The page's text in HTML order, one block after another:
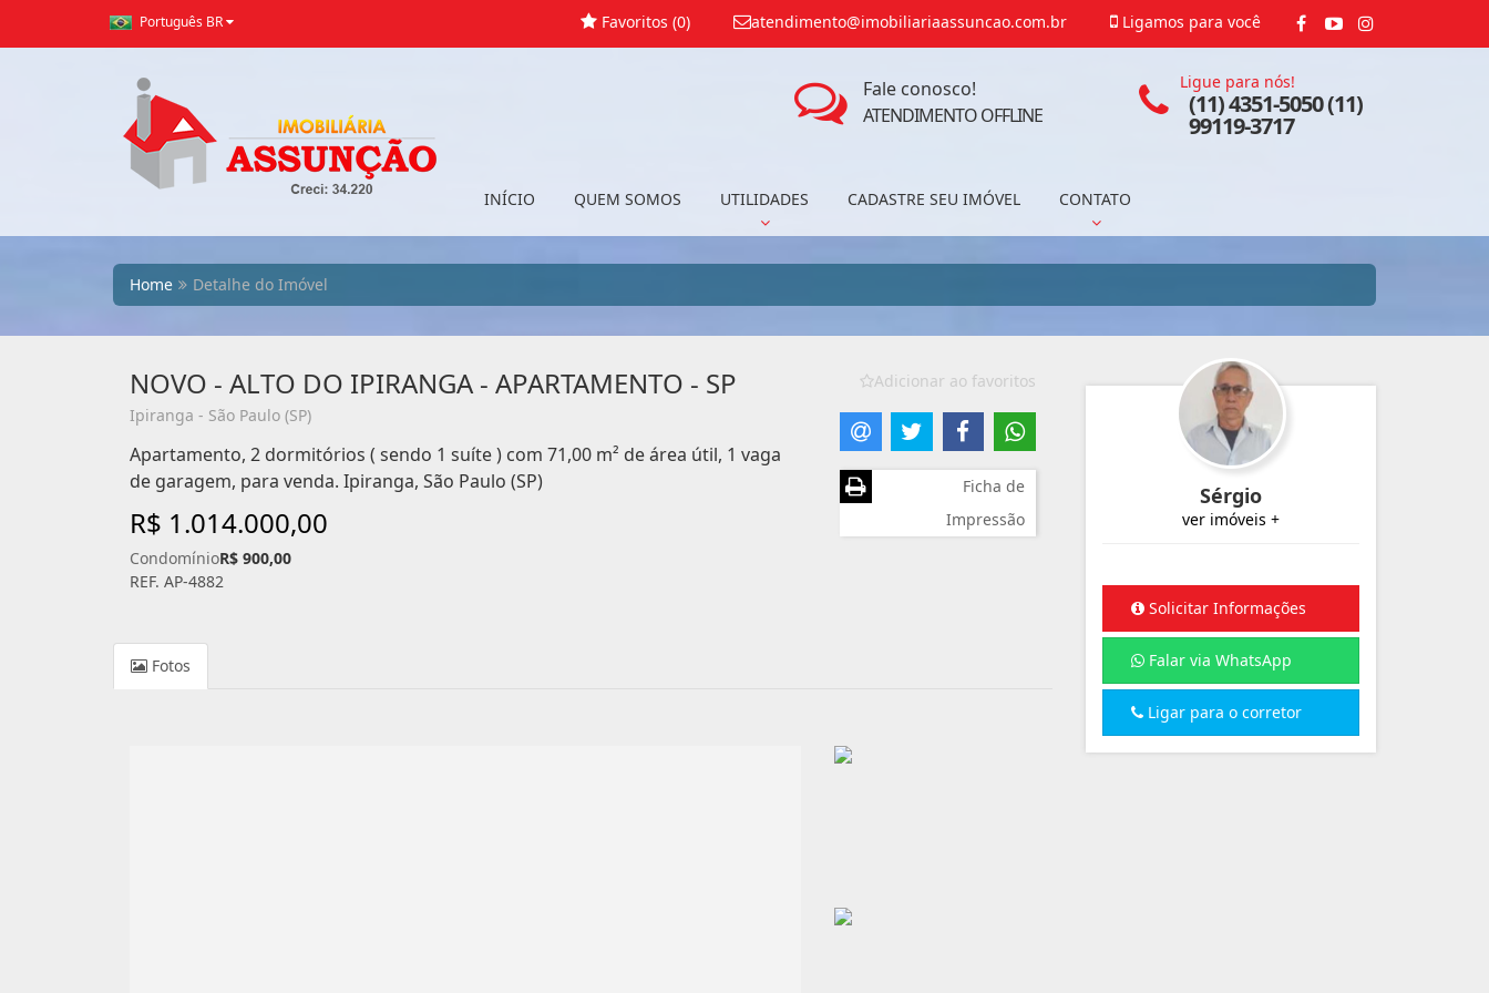
Português BR Ligamos para você
atendimento@imobiliariaassuncao.com.br
Favoritos (0)
INÍCIO QUEM SOMOS UTILIDADES CADASTRE SEU IMÓVEL CONTATO
Ligue para nós!
(11) 4351-5050 (11)
99119-3717
Fale conosco!
ATENDIMENTO OFFLINE
Home Detalhe do Imóvel
NOVO - ALTO DO IPIRANGA - APARTAMENTO - SP
Ipiranga - São Paulo (SP)
Apartamento, 2 dormitórios ( sendo 1 suíte ) com 71,00 m² de área útil, 1 vaga
de garagem, para venda. Ipiranga, São Paulo (SP)
R$ 1.014.000,00
CondomínioR$ 900,00
REF. AP-4882
Adicionar ao favoritos
Ficha de
Impressão
Fotos
Sérgio
ver imóveis +
Solicitar Informações
Falar via WhatsApp
Ligar para o corretor